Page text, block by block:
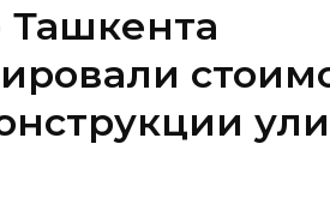
Ташкента